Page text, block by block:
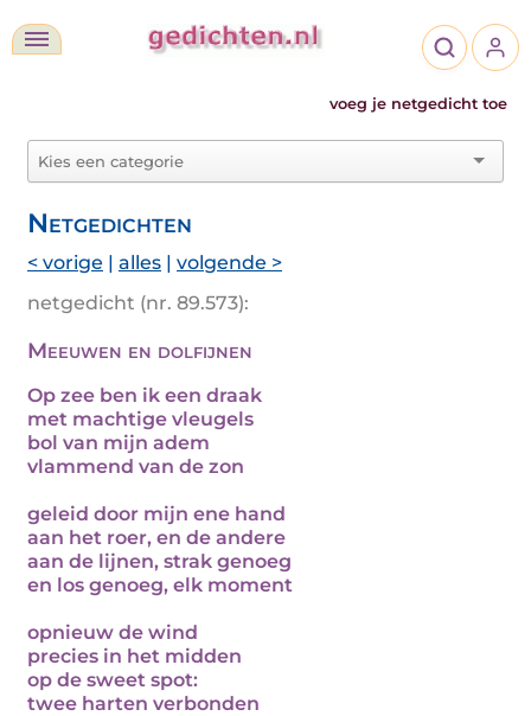
voeg je netgedicht toe
Netgedichten
< vorige | alles | volgende >
netgedicht (nr. 89.573):
Meeuwen en dolfijnen
Op zee ben ik een draak
met machtige vleugels
bol van mijn adem
vlammend van de zon
geleid door mijn ene hand
aan het roer, en de andere
aan de lijnen, strak genoeg
en los genoeg, elk moment
opnieuw de wind
precies in het midden
op de sweet spot:
twee harten verbonden